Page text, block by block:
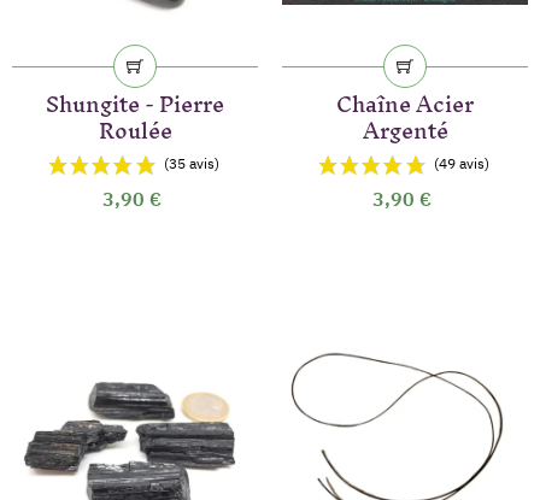
(21 avis)
Shungite - Pierre
Roulée
3,90 €
Chaîne Acier
Argenté
3,90 €